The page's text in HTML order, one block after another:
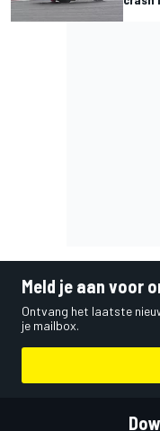
Meld je aan voor
Ontvang het laatste
je mailbox.